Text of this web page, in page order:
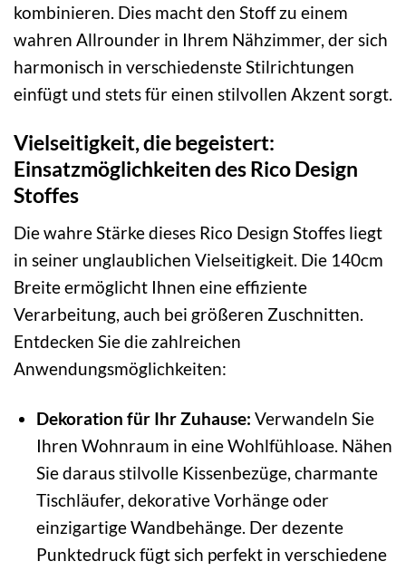
kombinieren. Dies macht den Stoff zu einem
wahren Allrounder in Ihrem Nähzimmer, der sich
harmonisch in verschiedenste Stilrichtungen
einfügt und stets für einen stilvollen Akzent sorgt.
Vielseitigkeit, die begeistert:
Einsatzmöglichkeiten des Rico Design
Stoffes
Die wahre Stärke dieses Rico Design Stoffes liegt
in seiner unglaublichen Vielseitigkeit. Die 140cm
Breite ermöglicht Ihnen eine effiziente
Verarbeitung, auch bei größeren Zuschnitten.
Entdecken Sie die zahlreichen
Anwendungsmöglichkeiten:
Dekoration für Ihr Zuhause: Verwandeln Sie
Ihren Wohnraum in eine Wohlfühloase. Nähen
Sie daraus stilvolle Kissenbezüge, charmante
Tischläufer, dekorative Vorhänge oder
einzigartige Wandbehänge. Der dezente
Punktedruck fügt sich perfekt in verschiedene